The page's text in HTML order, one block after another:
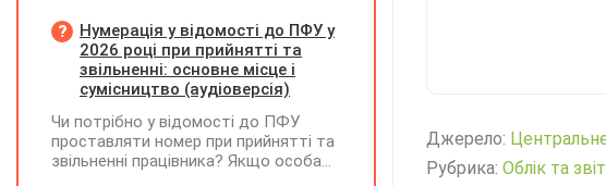
Джерело:
Рубрика: Облік та
збереження заробітної плати під час
призупинення діяльності
підприємства?
Нумерація у відомості до ПФУ у
2026 році при прийнятті та
звільненні: основне місце і
сумісництво (аудіоверсія)
Чи потрібно у відомості до ПФУ
проставляти номер при прийнятті та
звільненні працівника? Якщо особа